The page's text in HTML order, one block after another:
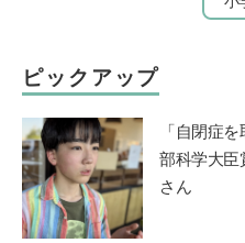
ピックアップ
「自閉症
部科学大臣
さん